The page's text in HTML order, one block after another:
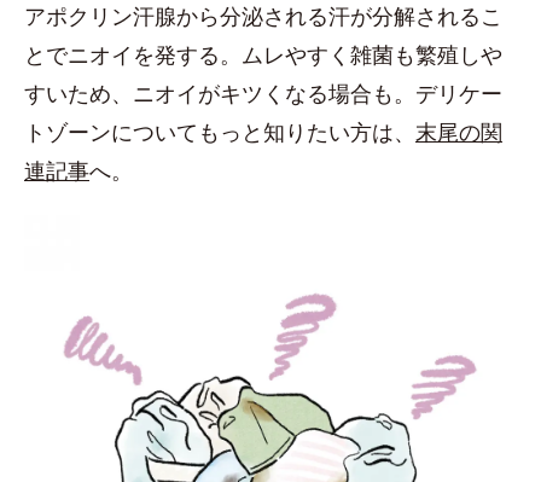
アポクリン汗腺から分泌される汗が分解されるこ
とでニオイを発する。ムレやすく雑菌も繁殖しや
すいため、ニオイがキツくなる場合も。デリケー
トゾーンについてもっと知りたい方は、 末尾の関
連記事へ。